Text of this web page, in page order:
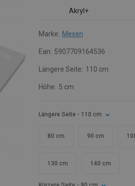
Akryl+
Marke: Mexen
Ean: 5907709164536
Längere Seite: 110 cm
Höhe: 5 cm
Längere Seite - 110 cm
80 cm 90 cm
130 cm 140 cm